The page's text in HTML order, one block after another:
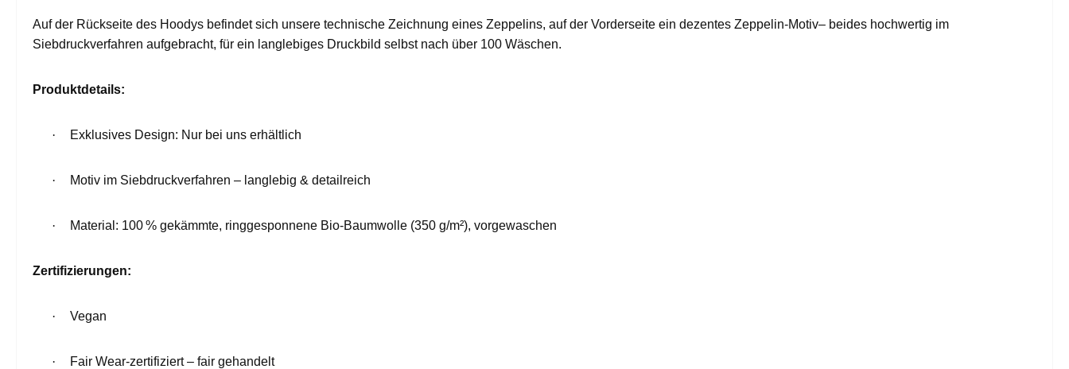
Auf der Rückseite des Hoodys befindet sich unsere technische Zeichnung eines Zeppelins, auf der Vorderseite ein dezentes Zeppelin-Motiv– beides hochwertig im
Siebdruckverfahren aufgebracht, für ein langlebiges Druckbild selbst nach über 100 Wäschen.
Produktdetails:
· Exklusives Design: Nur bei uns erhältlich
· Motiv im Siebdruckverfahren – langlebig & detailreich
· Material: 100 % gekämmte, ringgesponnene Bio-Baumwolle (350 g/m²), vorgewaschen
Zertifizierungen:
· Vegan
· Fair Wear-zertifiziert – fair gehandelt